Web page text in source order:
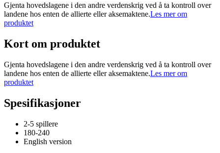
Gjenta hovedslagene i den andre verdenskrig ved å ta kontroll over
landene hos enten de allierte eller aksemaktene.Les mer om
produktet
Kort om produktet
Gjenta hovedslagene i den andre verdenskrig ved å ta kontroll over
landene hos enten de allierte eller aksemaktene.Les mer om
produktet
Spesifikasjoner
2-5 spillere
180-240
English version